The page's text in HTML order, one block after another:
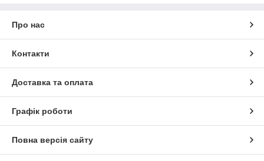
Про нас
Контакти
Доставка та оплата
Графік роботи
Повна версія сайту